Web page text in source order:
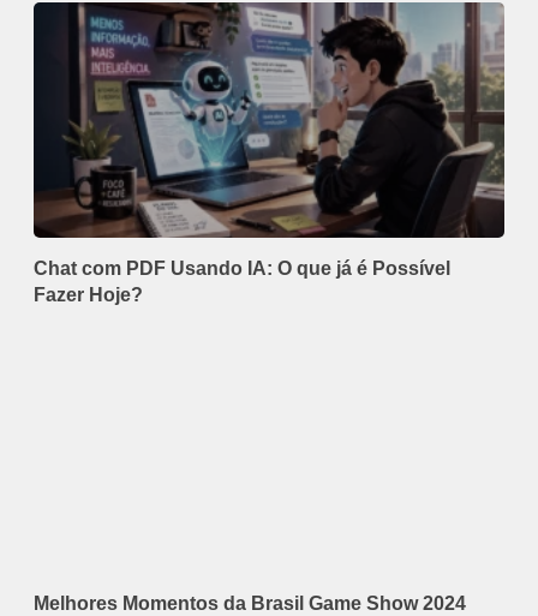
Chat com PDF Usando IA: O que já é Possível
Fazer Hoje?
Melhores Momentos da Brasil Game Show 2024